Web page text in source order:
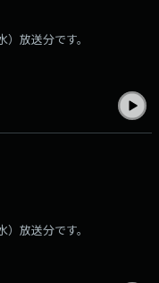
放送分です。
放送分です。